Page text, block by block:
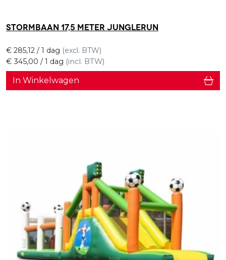
Stormbaan 17,5 meter Junglerun
€ 345,00 / 1 dag (incl. BTW)
€ 285,12 / 1 dag (excl. BTW)
In Winkelwagen